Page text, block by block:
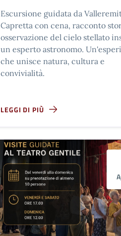
Escursione guidata da
Capretta con cena, racconto
osservazione del cielo stellato
un esperto astronomo.
che unisce natura, cultura e
convivialità.
LEGGI DI PIÙ